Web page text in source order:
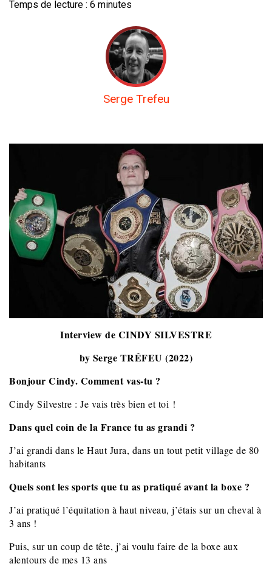
Temps de lecture : 6 minutes
Serge Trefeu
Interview de CINDY SILVESTRE
by Serge TRÉFEU (2022)
Bonjour Cindy. Comment vas-tu ?
Cindy Silvestre : Je vais très bien et toi !
Dans quel coin de la France tu as grandi ?
J’ai grandi dans le Haut Jura, dans un tout petit village de 80
habitants
Quels sont les sports que tu as pratiqué avant la boxe ?
J’ai pratiqué l’équitation à haut niveau, j’étais sur un cheval à
3 ans !
Puis, sur un coup de tête, j’ai voulu faire de la boxe aux
alentours de mes 13 ans